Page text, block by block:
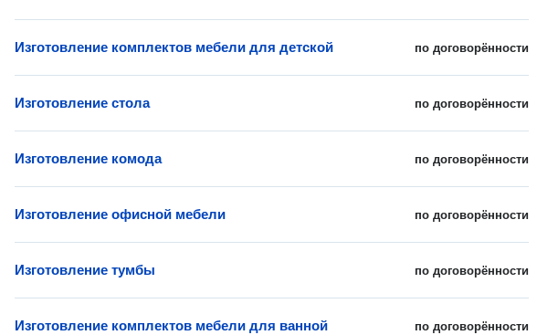
по договорённости
Изготовление комплектов мебели для детской
по договорённости
Изготовление стола
по договорённости
Изготовление комода
по договорённости
Изготовление офисной мебели
по договорённости
Изготовление тумбы
по договорённости
Изготовление комплектов мебели для ванной